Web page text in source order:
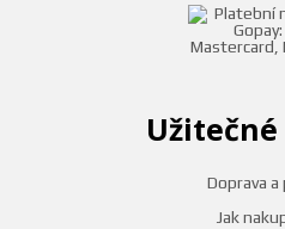
Doprava a
Jak